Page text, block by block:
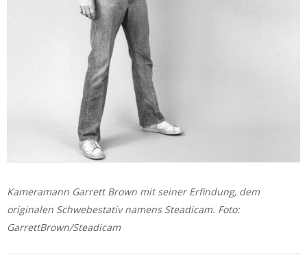
Kameramann Garrett Brown mit seiner Erfindung, dem
originalen Schwebestativ namens Steadicam. Foto:
GarrettBrown/Steadicam